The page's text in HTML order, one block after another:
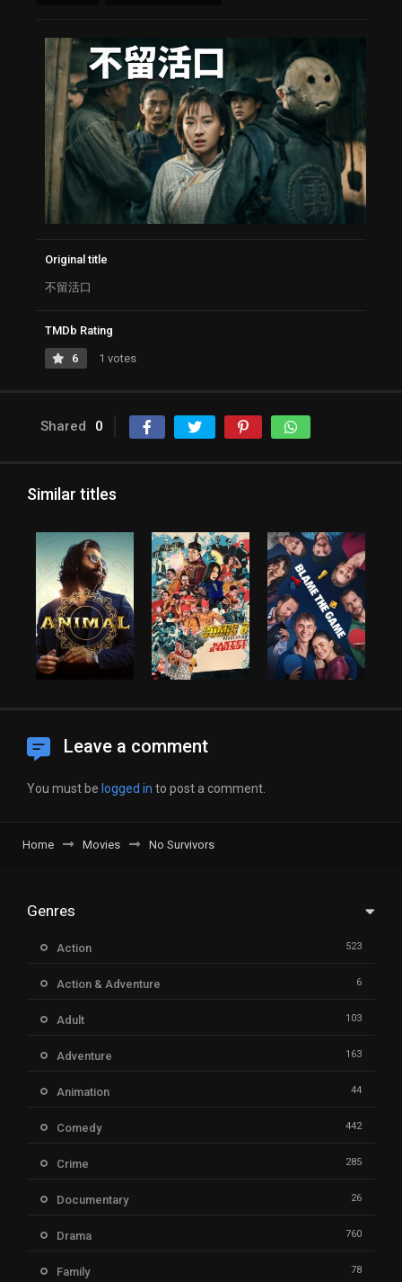
Original title
不留活口
TMDb Rating
6 1 votes
Shared 0
Similar titles
Leave a comment
You must be logged in to post a comment.
Home Movies No Survivors
Genres
Action 523
Action & Adventure 6
Adult 103
Adventure 163
Animation 44
Comedy 442
Crime 285
Documentary 26
Drama 760
Family 78